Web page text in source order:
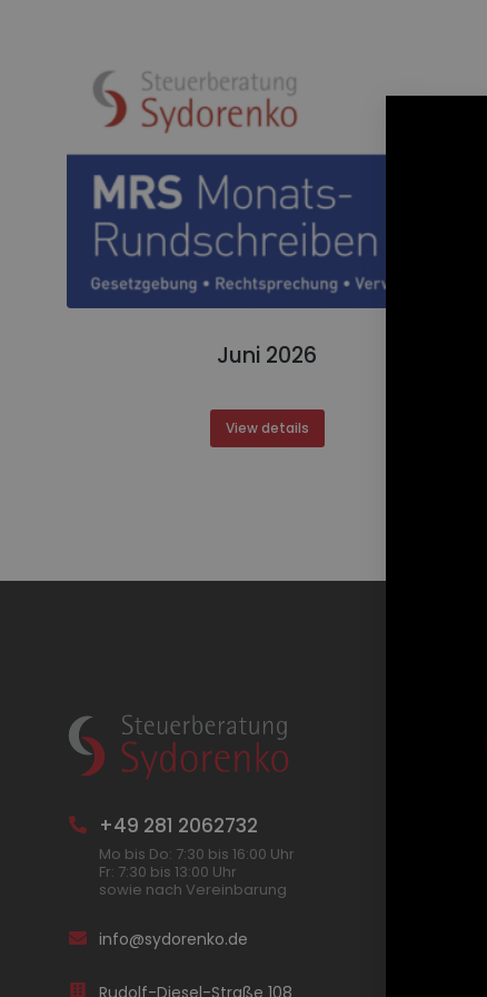
Juni 2026
View details
+49 281 2062732
Mo bis Do: 7:30 bis 16:00 Uhr
Fr: 7:30 bis 13:00 Uhr
sowie nach Vereinbarung
info@sydorenko.de